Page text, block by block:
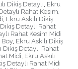
Dikiş Detaylı, Ekru
Rahat Kesim,
, Ekru Askılı Dikiş
Dikiş Detaylı Rahat
Rahat Kesim Midi
Boy, Ekru Askılı Dikiş
Dikiş Detaylı Rahat
Midi, Ekru Askılı
Detaylı Rahat Midi